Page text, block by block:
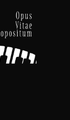
się na